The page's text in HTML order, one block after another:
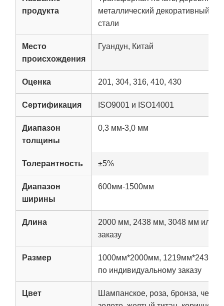
продукта
металлический декоративный
стали
Место
происхождения
Гуандун, Китай
Оценка 201, 304, 316, 410, 430
Сертификация ISO9001 и ISO14001
Диапазон
толщины
0,3 мм-3,0 мм
Толерантность ±5%
Диапазон
ширины
600мм-1500мм
Длина
2000 мм, 2438 мм, 3048 мм или
заказу
Размер
1000мм*2000мм,
по индивидуальному заказу
Цвет
Шампанское, роза, бронза,